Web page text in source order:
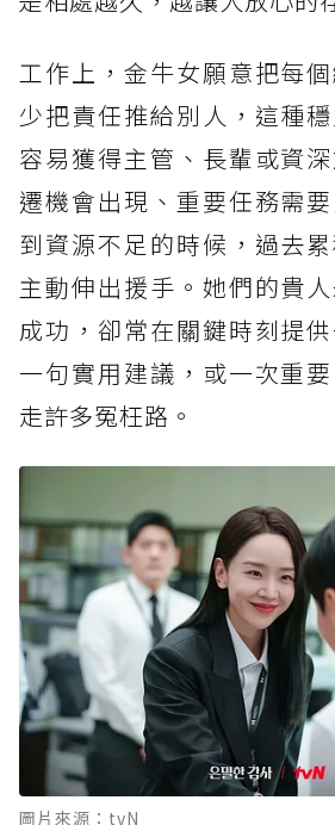
工作上，金牛女願意把每
少把責任推給別人，這種
容易獲得主管、長輩或資
遷機會出現、重要任務需
到資源不足的時候，過去
主動伸出援手。她們的貴
成功，卻常在關鍵時刻提
一句實用建議，或一次重
走許多冤枉路。
圖片來源：tvN